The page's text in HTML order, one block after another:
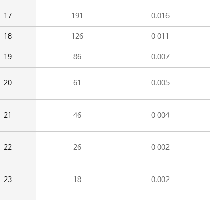
17 191 0.016
18 126 0.011
19 86 0.007
20 61 0.005
21 46 0.004
22 26 0.002
23 18 0.002